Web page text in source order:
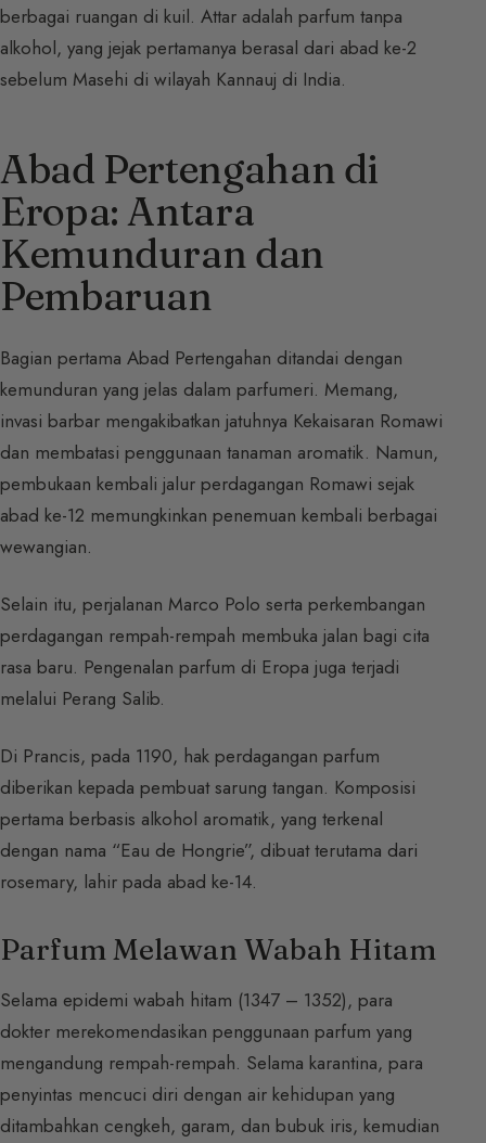
berbagai ruangan di kuil. Attar adalah parfum tanpa
alkohol, yang jejak pertamanya berasal dari abad ke-2
sebelum Masehi di wilayah Kannauj di India.
Abad Pertengahan di
Eropa: Antara
Kemunduran dan
Pembaruan
Bagian pertama Abad Pertengahan ditandai dengan
kemunduran yang jelas dalam parfumeri. Memang,
invasi barbar mengakibatkan jatuhnya Kekaisaran Romawi
dan membatasi penggunaan tanaman aromatik. Namun,
pembukaan kembali jalur perdagangan Romawi sejak
abad ke-12 memungkinkan penemuan kembali berbagai
wewangian.
Selain itu, perjalanan Marco Polo serta perkembangan
perdagangan rempah-rempah membuka jalan bagi cita
rasa baru. Pengenalan parfum di Eropa juga terjadi
melalui Perang Salib.
Di Prancis, pada 1190, hak perdagangan parfum
diberikan kepada pembuat sarung tangan. Komposisi
pertama berbasis alkohol aromatik, yang terkenal
dengan nama “Eau de Hongrie”, dibuat terutama dari
rosemary, lahir pada abad ke-14.
Parfum Melawan Wabah Hitam
Selama epidemi wabah hitam (1347 – 1352), para
dokter merekomendasikan penggunaan parfum yang
mengandung rempah-rempah. Selama karantina, para
penyintas mencuci diri dengan air kehidupan yang
ditambahkan cengkeh, garam, dan bubuk iris, kemudian